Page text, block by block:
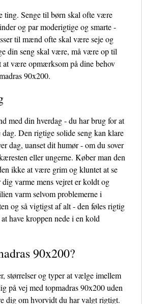
ting. Senge til børn skal ofte være
og par moderigtige og smarte -
til mænd ofte skal være seje og
din seng skal være, må være op til
være opmærksom på dine behov
90x200.
med din hverdag - du har brug for at
dag. Den rigtige solide seng kan klare
dag, uanset dit humør - om du sover
eller ungerne. Køber man den
ikke at være grim og kluntet at se
varme mens vejret er koldt og
varm selvom problemerne i
og så vigtigst af alt - den føles rigtig
have kroppen nede i en kold
90x200?
størrelser og typer at vælge imellem
på vej med topmadras 90x200 uden
dig om hvorvidt du har valgt rigtigt.